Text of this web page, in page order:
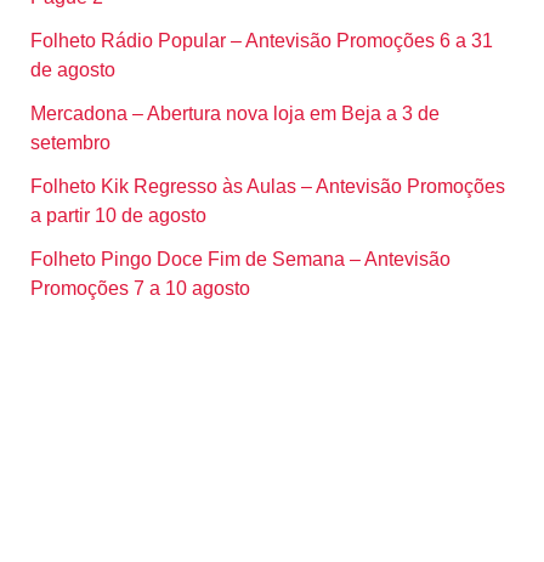
Folheto Rádio Popular – Antevisão Promoções 6 a 31
de agosto
Mercadona – Abertura nova loja em Beja a 3 de
setembro
Folheto Kik Regresso às Aulas – Antevisão Promoções
a partir 10 de agosto
Folheto Pingo Doce Fim de Semana – Antevisão
Promoções 7 a 10 agosto